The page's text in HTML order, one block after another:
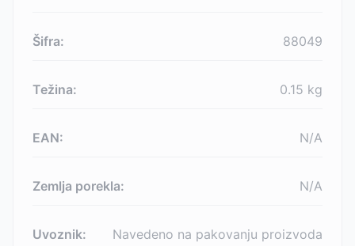
Šifra: 88049
Težina: 0.15 kg
EAN: N/A
Zemlja porekla: N/A
Uvoznik: Navedeno na pakovanju proizvoda